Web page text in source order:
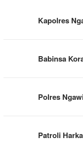
Kapolres
Babinsa
Polres
Patroli